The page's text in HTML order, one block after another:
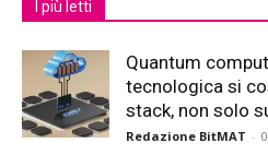
I più letti
Quantum
tecnologica si
stack, non solo
Redazione BitMAT -